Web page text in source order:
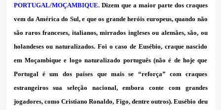
PORTUGAL/MOÇAMBIQUE. Dizem que a maior parte dos craques
vem da América do Sul, e que os grande heróis europeus, quando não
são raros franceses, italianos, mirrados ingleses ou alemães, são, ou
holandeses ou naturalizados. Foi o caso de Eusébio, craque nascido
em Moçambique e logo naturalizado português (não é de hoje que
Portugal é um dos países que mais se “reforça” com craques
estrangeiros sua seleção nacional, embora conte com grandes
jogadores, como Cristiano Ronaldo, Figo, dentre outros). Eusébio deu